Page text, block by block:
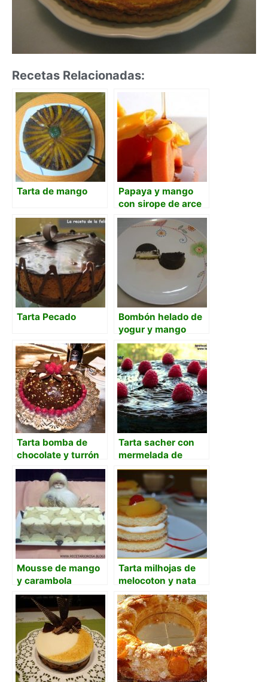
Recetas Relacionadas:
Tarta de mango
Papaya y mango
con sirope de arce
Tarta Pecado
Bombón helado de
yogur y mango
Tarta bomba de
chocolate y turrón
Tarta sacher con
mermelada de
mango
Mousse de mango
y carambola
Tarta milhojas de
melocoton y nata